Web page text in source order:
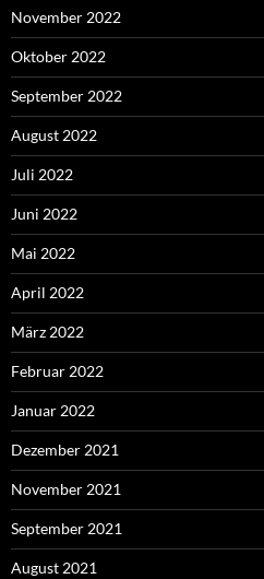
November 2022
Oktober 2022
September 2022
August 2022
Juli 2022
Juni 2022
Mai 2022
April 2022
März 2022
Februar 2022
Januar 2022
Dezember 2021
November 2021
September 2021
August 2021